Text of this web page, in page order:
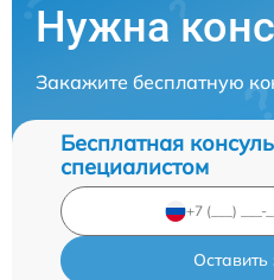
Нужна
Закажите бесплатную
Бесплатная
специалистом
Оставить